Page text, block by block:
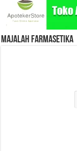
Majalah Farmasetika